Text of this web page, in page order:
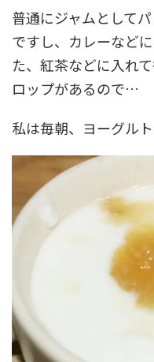
普通にジャムとして
ですし、カレーなど
た、紅茶などに入れ
ロップがあるので…
私は毎朝、ヨーグル